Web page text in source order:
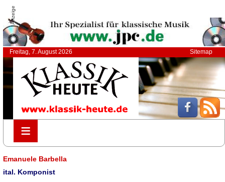
Anzeige
Freitag, 7. August 2026 Sitemap
≡
≡
Emanuele Barbella
ital. Komponist